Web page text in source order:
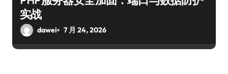
实战
dawei 7 月 24, 2026